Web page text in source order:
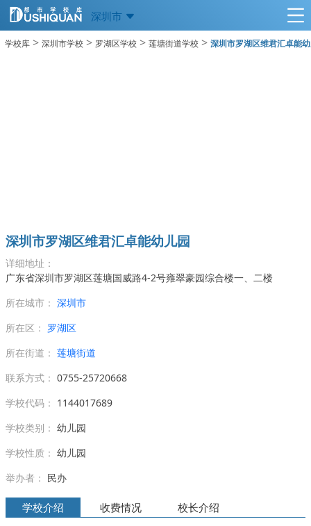
深圳市
学校库 > 深圳市学校 > 罗湖区学校 > 莲塘街道学校 > 深圳市罗湖区维君汇卓能
深圳市罗湖区维君汇卓能幼儿园
详细地址：
广东省深圳市罗湖区莲塘国威路4-2号雍翠豪园综合楼一、二楼
所在城市： 深圳市
所在区： 罗湖区
所在街道： 莲塘街道
联系方式： 0755-25720668
学校代码： 1144017689
学校类别： 幼儿园
学校性质： 幼儿园
举办者： 民办
学校介绍 收费情况 校长介绍